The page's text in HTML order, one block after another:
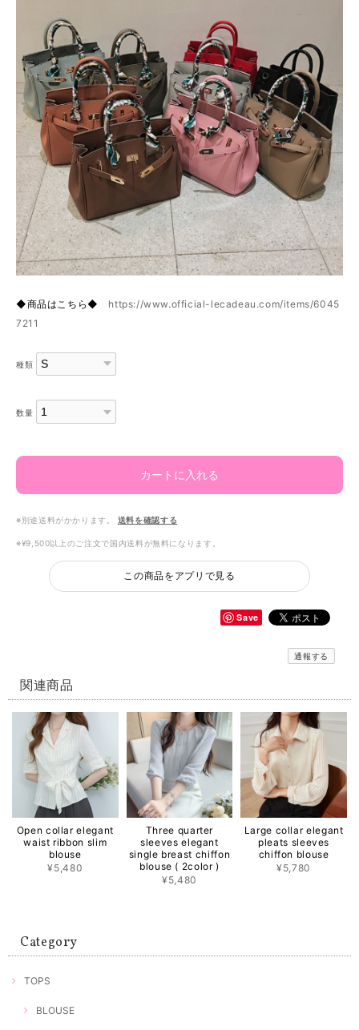
◆商品はこちら◆ https://www.official-lecadeau.com/items/6045
7211
種類
数量
カートに入れる
※別途送料がかかります。 送料を確認する
※¥9,500以上のご注文で国内送料が無料になります。
この商品をアプリで見る
Save
通報する
関連商品
Open collar elegant
waist ribbon slim
blouse
¥5,480
Three quarter
sleeves elegant
single breast chiffon
blouse ( 2color )
¥5,480
Large collar elegant
pleats sleeves
chiffon blouse
¥5,780
Category
TOPS
BLOUSE